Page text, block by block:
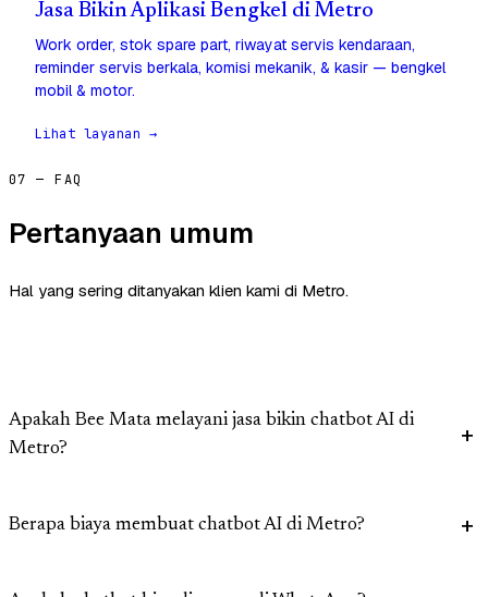
Jasa Bikin Aplikasi Bengkel di Metro
Work order, stok spare part, riwayat servis kendaraan,
reminder servis berkala, komisi mekanik, & kasir — bengkel
mobil & motor.
Lihat layanan →
07 — FAQ
Pertanyaan umum
Hal yang sering ditanyakan klien kami di Metro.
Apakah Bee Mata melayani jasa bikin chatbot AI di
Metro?
Berapa biaya membuat chatbot AI di Metro?